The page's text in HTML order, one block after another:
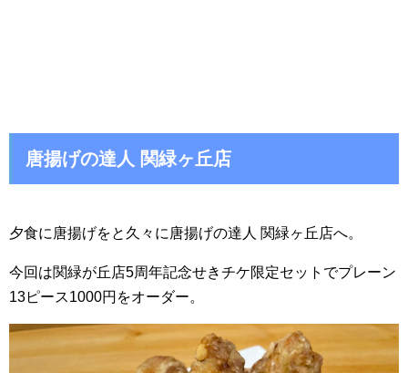
唐揚げの達人 関緑ヶ丘店
夕食に唐揚げをと久々に唐揚げの達人 関緑ヶ丘店へ。
今回は関緑が丘店5周年記念せきチケ限定セットでプレーン
13ピース1000円をオーダー。